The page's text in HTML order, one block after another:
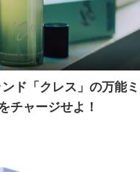
ド「クレス」の万能ミ
チャージせよ！